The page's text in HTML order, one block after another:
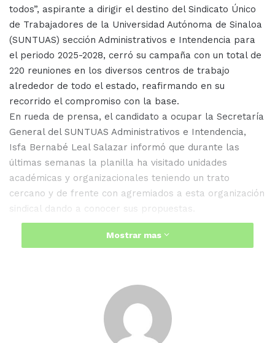
todos”, aspirante a dirigir el destino del Sindicato Único
de Trabajadores de la Universidad Autónoma de Sinaloa
(SUNTUAS) sección Administrativos e Intendencia para
el periodo 2025-2028, cerró su campaña con un total de
220 reuniones en los diversos centros de trabajo
alrededor de todo el estado, reafirmando en su
recorrido el compromiso con la base.
En rueda de prensa, el candidato a ocupar la Secretaría
General del SUNTUAS Administrativos e Intendencia,
Isfa Bernabé Leal Salazar informó que durante las
últimas semanas la planilla ha visitado unidades
académicas y organizacionales teniendo un trato
cercano y de frente con agremiados a esta organización
sindical dando a conocer sus propuestas.
organismo sindical maduro y consiente como lo es el
SUNTUAS tome, debe surgir de un análisis, del diálogo y
de llegar a las alternativas necesarias que conduzcan al
camino de saber que la Estabilidad de la UAS es la
Mostrar mas